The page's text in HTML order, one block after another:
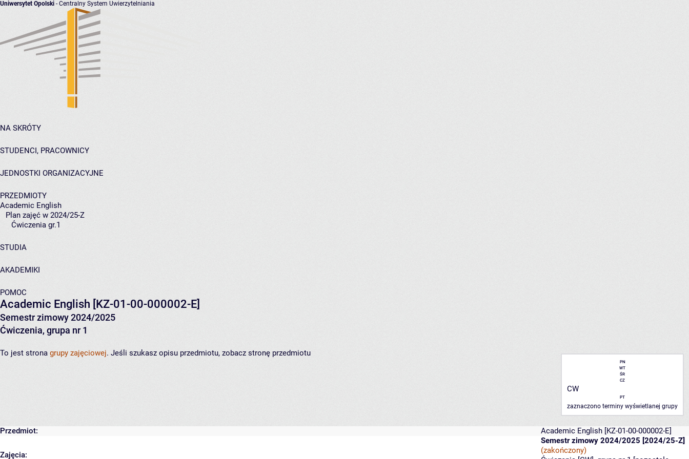
Uniwersytet Opolski - Centralny System Uwierzytelniania
NA SKRÓTY
STUDENCI, PRACOWNICY
JEDNOSTKI ORGANIZACYJNE
PRZEDMIOTY
Academic English
Plan zajęć w 2024/25-Z
Ćwiczenia gr.1
STUDIA
AKADEMIKI
POMOC
Academic English [KZ-01-00-000002-E]
Semestr zimowy 2024/2025
Ćwiczenia, grupa nr 1
PN
WT
ŚR
CZ
CW
PT
zaznaczono terminy wyświetlanej grupy
To jest strona grupy zajęciowej. Jeśli szukasz opisu przedmiotu, zobacz stronę przedmiotu
Przedmiot: Academic English [KZ-01-00-000002-E]
Zajęcia:
Semestr zimowy 2024/2025 [2024/25-Z]
(zakończony)